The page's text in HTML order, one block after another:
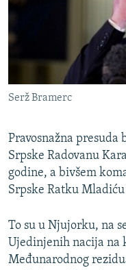
DNEVNO@RSE
SPECIJALI RSE
VIŠE OD NASLOVA
GENOCID U SREBRENICI
TV LIBERTY
POST SCRIPTUM
MOJA EVROPA
SVE KARTE DEJTONA
NASTANAK I RASPAD
Sve RFE/RL stranice
Serž Bramerc
Pravosnažna
Srpske Radovanu
godine, a bivšem
Srpske Ratku
To su u Njujorku, na
Ujedinjenih nacija na
Međunarodnog